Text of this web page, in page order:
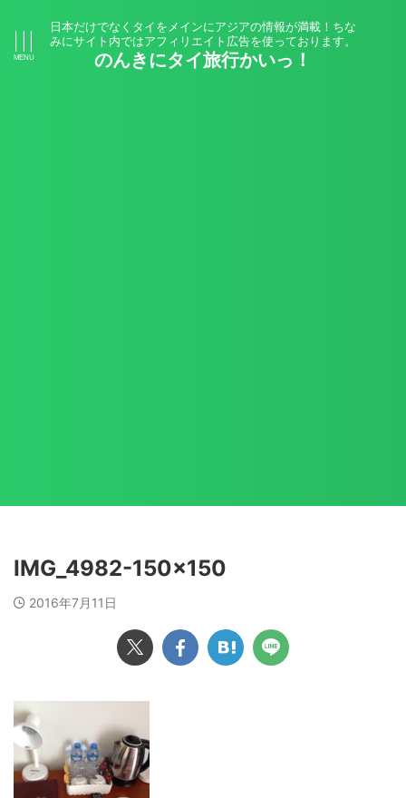
日本だけでなくタイをメインにアジアの情報が満載！ちな
みにサイト内ではアフィリエイト広告を使っております。
のんきにタイ旅行かいっ！
IMG_4982-150x150
2016年7月11日